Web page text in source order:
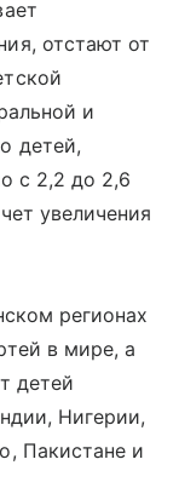
отстают от
и
детей,
с 2,2 до 2,6
увеличения
регионах
в мире, а
детей
Нигерии,
Пакистане и